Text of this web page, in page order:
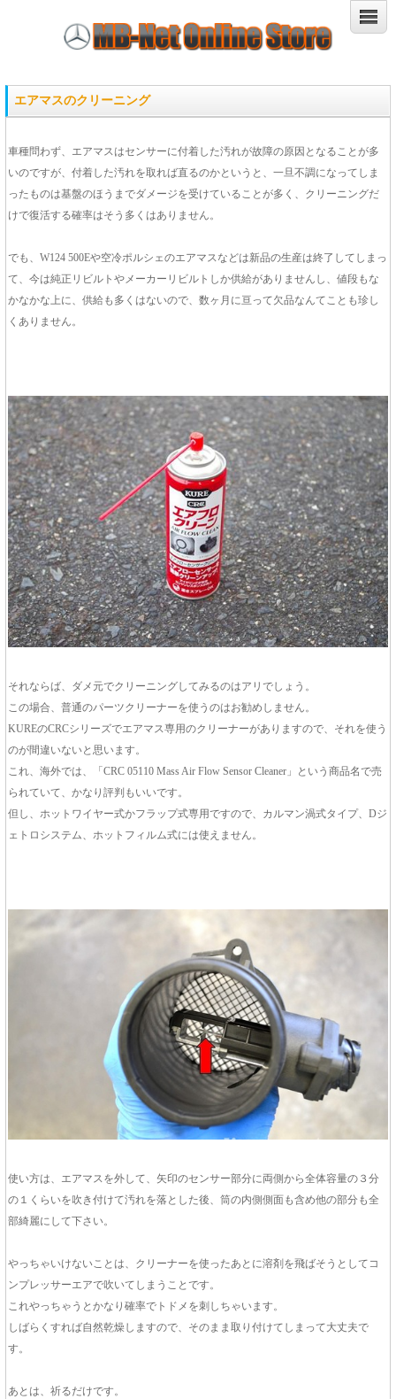
エアマスのクリーニング
車種問わず、エアマスはセンサーに付着した汚れが故障の原因となることが多
いのですが、付着した汚れを取れば直るのかというと、一旦不調になってしま
ったものは基盤のほうまでダメージを受けていることが多く、クリーニングだ
けで復活する確率はそう多くはありません。
でも、W124 500Eや空冷ポルシェのエアマスなどは新品の生産は終了してしまっ
て、今は純正リビルトやメーカーリビルトしか供給がありませんし、値段もな
かなかな上に、供給も多くはないので、数ヶ月に亘って欠品なんてことも珍し
くありません。
それならば、ダメ元でクリーニングしてみるのはアリでしょう。
この場合、普通のパーツクリーナーを使うのはお勧めしません。
KUREのCRCシリーズでエアマス専用のクリーナーがありますので、それを使う
のが間違いないと思います。
これ、海外では、「CRC 05110 Mass Air Flow Sensor Cleaner」という商品名で売
られていて、かなり評判もいいです。
但し、ホットワイヤー式かフラップ式専用ですので、カルマン渦式タイプ、Dジ
ェトロシステム、ホットフィルム式には使えません。
使い方は、エアマスを外して、矢印のセンサー部分に両側から全体容量の３分
の１くらいを吹き付けて汚れを落とした後、筒の内側側面も含め他の部分も全
部綺麗にして下さい。
やっちゃいけないことは、クリーナーを使ったあとに溶剤を飛ばそうとしてコ
ンプレッサーエアで吹いてしまうことです。
これやっちゃうとかなり確率でトドメを刺しちゃいます。
しばらくすれば自然乾燥しますので、そのまま取り付けてしまって大丈夫で
す。
あとは、祈るだけです。